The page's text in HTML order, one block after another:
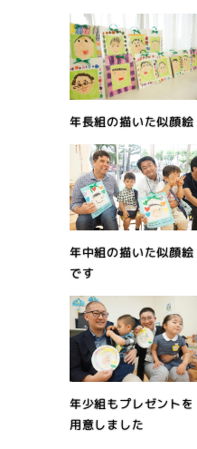
年長組の描いた似顔絵
年中組の描いた似顔絵
です
年少組もプレゼントを
用意しました